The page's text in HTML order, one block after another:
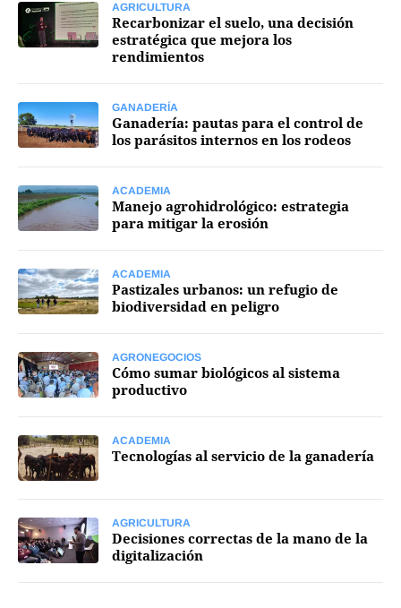
AGRICULTURA
Recarbonizar el suelo, una decisión
estratégica que mejora los
rendimientos
GANADERÍA
Ganadería: pautas para el control de
los parásitos internos en los rodeos
ACADEMIA
Manejo agrohidrológico: estrategia
para mitigar la erosión
ACADEMIA
Pastizales urbanos: un refugio de
biodiversidad en peligro
AGRONEGOCIOS
Cómo sumar biológicos al sistema
productivo
ACADEMIA
Tecnologías al servicio de la ganadería
AGRICULTURA
Decisiones correctas de la mano de la
digitalización